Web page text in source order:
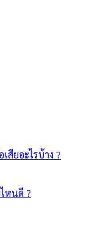
สียอะไรบ้าง ?
หนดี ?